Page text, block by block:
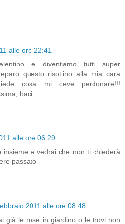
alle ore 22:41
e diventiamo tutti super
questo risottino alla mia cara
cosa mi deve perdonare!!!
baci
alle ore 06:29
insieme e vedrai che non ti chiederà
passato
2011 alle ore 08:48
già le rose in giardino o le trovi non